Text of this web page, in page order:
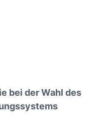
bei der Wahl des